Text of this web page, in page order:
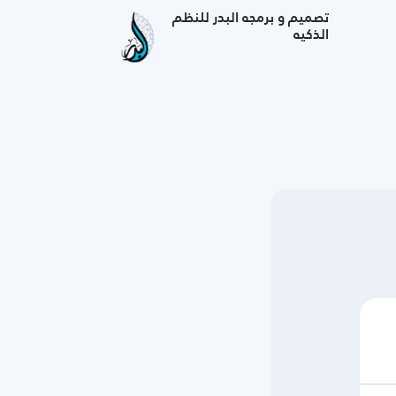
تصميم و برمجهالبدر للنظم
الذكيه